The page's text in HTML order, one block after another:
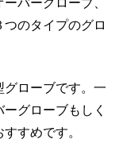
バーグローブ、
のタイプのグロ
ローブです。一
グローブもしく
すめです。